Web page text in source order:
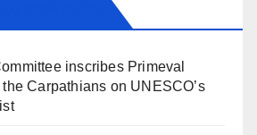
inscribes Primeval
Carpathians on UNESCO’s